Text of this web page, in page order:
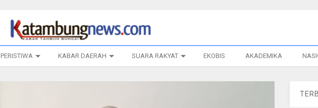
PERISTIWA KABAR DAERAH SUARA RAKYAT EKOBIS AKADEMIKA